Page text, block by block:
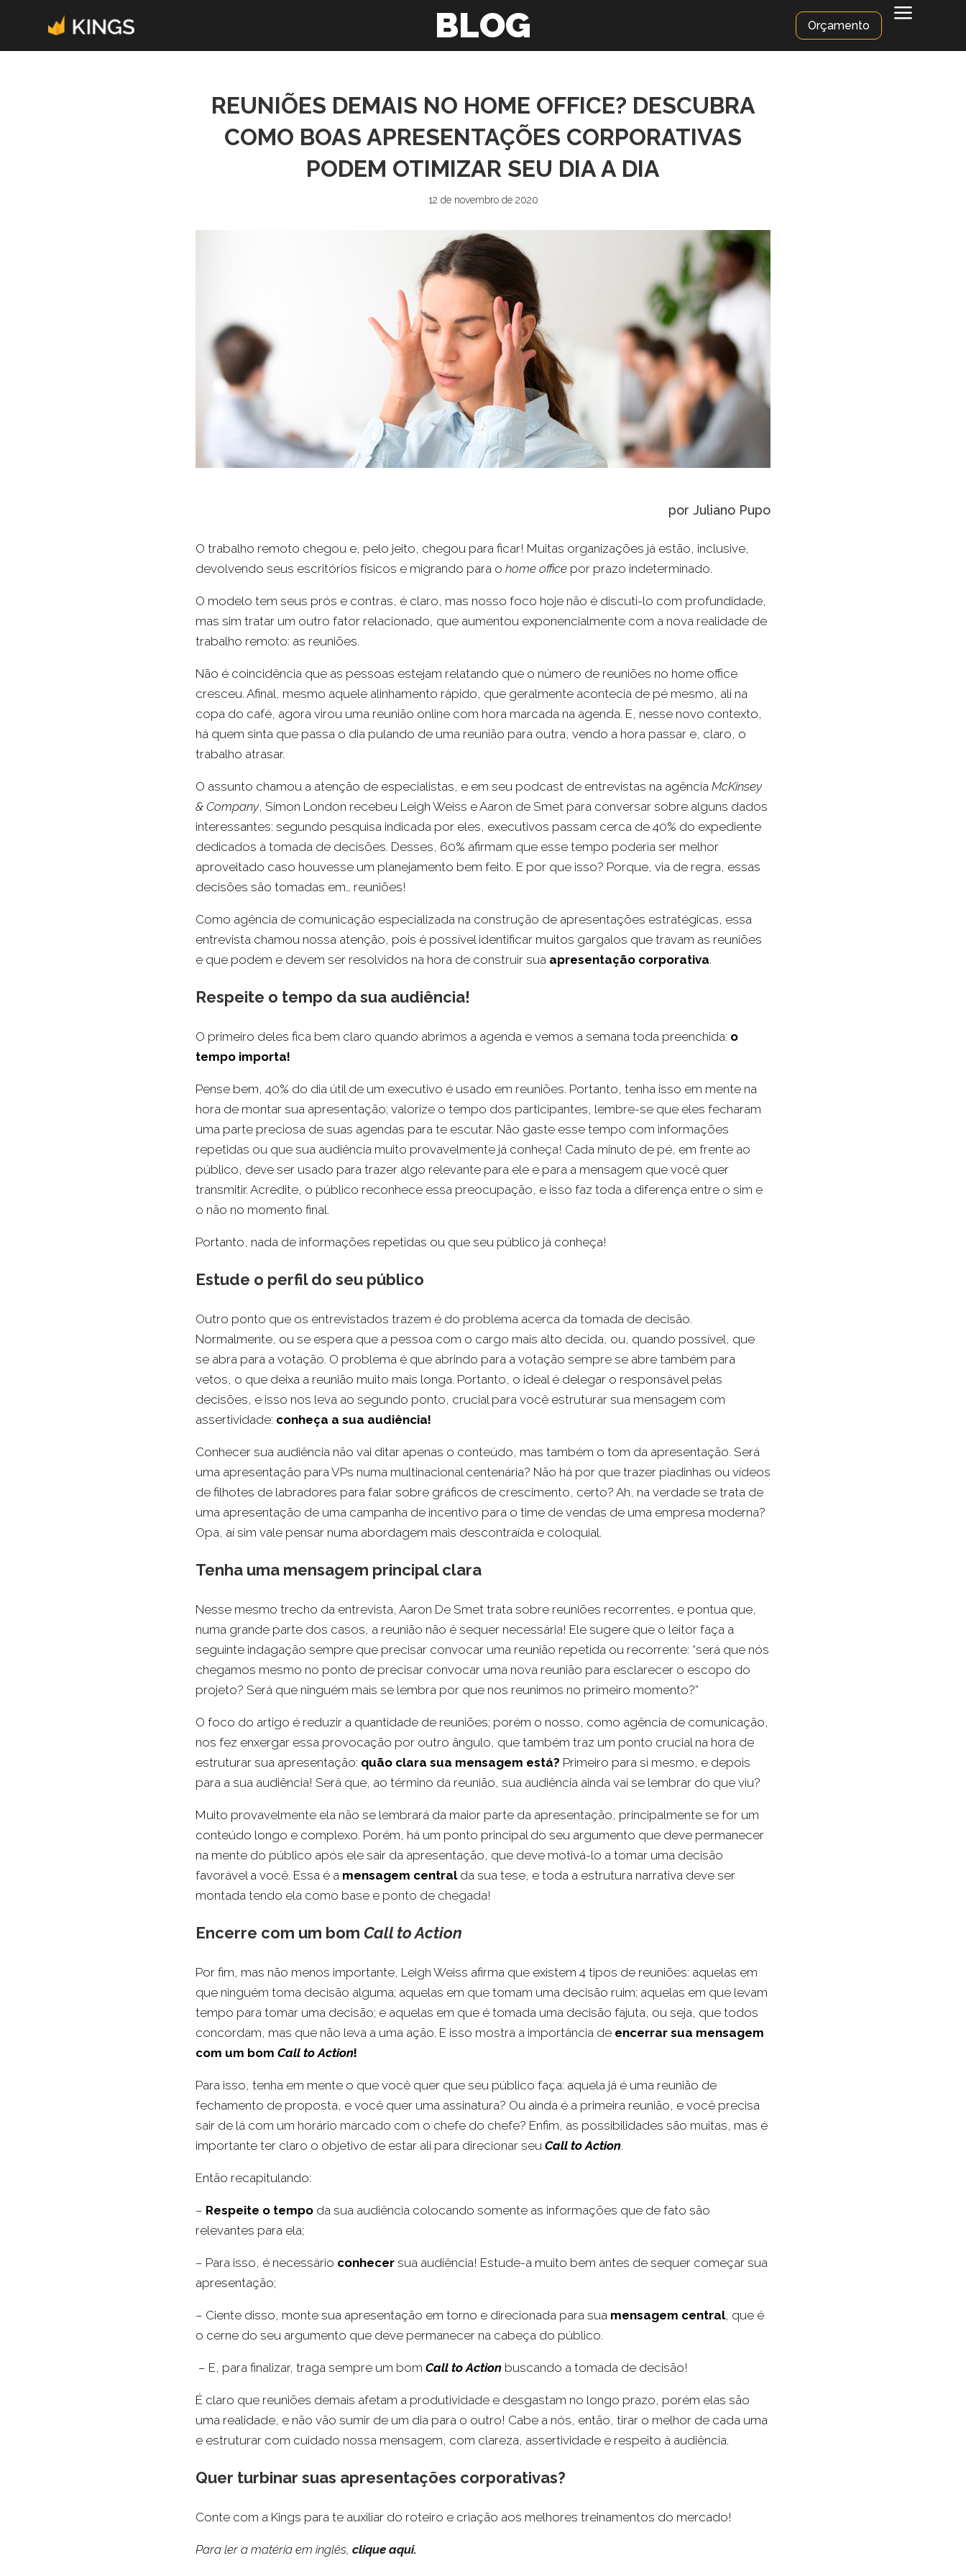
Orçamento a
BLOG
REUNIÕES DEMAIS NO HOME OFFICE? DESCUBRA
COMO BOAS APRESENTAÇÕES CORPORATIVAS
PODEM OTIMIZAR SEU DIA A DIA
12 de novembro de 2020
por Juliano Pupo
O trabalho remoto chegou e, pelo jeito, chegou para ficar! Muitas organizações já estão, inclusive,
devolvendo seus escritórios físicos e migrando para o home office por prazo indeterminado.
O modelo tem seus prós e contras, é claro, mas nosso foco hoje não é discuti-lo com profundidade,
mas sim tratar um outro fator relacionado, que aumentou exponencialmente com a nova realidade de
trabalho remoto: as reuniões.
Não é coincidência que as pessoas estejam relatando que o número de reuniões no home office
cresceu. Afinal, mesmo aquele alinhamento rápido, que geralmente acontecia de pé mesmo, ali na
copa do café, agora virou uma reunião online com hora marcada na agenda. E, nesse novo contexto,
há quem sinta que passa o dia pulando de uma reunião para outra, vendo a hora passar e, claro, o
trabalho atrasar.
O assunto chamou a atenção de especialistas, e em seu podcast de entrevistas na agência McKinsey
& Company, Simon London recebeu Leigh Weiss e Aaron de Smet para conversar sobre alguns dados
interessantes: segundo pesquisa indicada por eles, executivos passam cerca de 40% do expediente
dedicados à tomada de decisões. Desses, 60% afirmam que esse tempo poderia ser melhor
aproveitado caso houvesse um planejamento bem feito. E por que isso? Porque, via de regra, essas
decisões são tomadas em… reuniões!
Como agência de comunicação especializada na construção de apresentações estratégicas, essa
entrevista chamou nossa atenção, pois é possível identificar muitos gargalos que travam as reuniões
e que podem e devem ser resolvidos na hora de construir sua apresentação corporativa.
Respeite o tempo da sua audiência!
O primeiro deles fica bem claro quando abrimos a agenda e vemos a semana toda preenchida: o
tempo importa!
Pense bem, 40% do dia útil de um executivo é usado em reuniões. Portanto, tenha isso em mente na
hora de montar sua apresentação; valorize o tempo dos participantes, lembre-se que eles fecharam
uma parte preciosa de suas agendas para te escutar. Não gaste esse tempo com informações
repetidas ou que sua audiência muito provavelmente já conheça! Cada minuto de pé, em frente ao
público, deve ser usado para trazer algo relevante para ele e para a mensagem que você quer
transmitir. Acredite, o público reconhece essa preocupação, e isso faz toda a diferença entre o sim e
o não no momento final.
Portanto, nada de informações repetidas ou que seu público já conheça!
Estude o perfil do seu público
Outro ponto que os entrevistados trazem é do problema acerca da tomada de decisão.
Normalmente, ou se espera que a pessoa com o cargo mais alto decida, ou, quando possível, que
se abra para a votação. O problema é que abrindo para a votação sempre se abre também para
vetos, o que deixa a reunião muito mais longa. Portanto, o ideal é delegar o responsável pelas
decisões, e isso nos leva ao segundo ponto, crucial para você estruturar sua mensagem com
assertividade: conheça a sua audiência!
Conhecer sua audiência não vai ditar apenas o conteúdo, mas também o tom da apresentação. Será
uma apresentação para VPs numa multinacional centenária? Não há por que trazer piadinhas ou vídeos
de filhotes de labradores para falar sobre gráficos de crescimento, certo? Ah, na verdade se trata de
uma apresentação de uma campanha de incentivo para o time de vendas de uma empresa moderna?
Opa, aí sim vale pensar numa abordagem mais descontraída e coloquial.
Tenha uma mensagem principal clara
Nesse mesmo trecho da entrevista, Aaron De Smet trata sobre reuniões recorrentes, e pontua que,
numa grande parte dos casos, a reunião não é sequer necessária! Ele sugere que o leitor faça a
seguinte indagação sempre que precisar convocar uma reunião repetida ou recorrente: “será que nós
chegamos mesmo no ponto de precisar convocar uma nova reunião para esclarecer o escopo do
projeto? Será que ninguém mais se lembra por que nos reunimos no primeiro momento?”
O foco do artigo é reduzir a quantidade de reuniões; porém o nosso, como agência de comunicação,
nos fez enxergar essa provocação por outro ângulo, que também traz um ponto crucial na hora de
estruturar sua apresentação: quão clara sua mensagem está? Primeiro para si mesmo, e depois
para a sua audiência! Será que, ao término da reunião, sua audiência ainda vai se lembrar do que viu?
Muito provavelmente ela não se lembrará da maior parte da apresentação, principalmente se for um
conteúdo longo e complexo. Porém, há um ponto principal do seu argumento que deve permanecer
na mente do público após ele sair da apresentação, que deve motivá-lo a tomar uma decisão
favorável a você. Essa é a mensagem centralda sua tese, e toda a estrutura narrativa deve ser
montada tendo ela como base e ponto de chegada!
Encerre com um bom Call to Action
Por fim, mas não menos importante, Leigh Weiss afirma que existem 4 tipos de reuniões: aquelas em
que ninguém toma decisão alguma; aquelas em que tomam uma decisão ruim; aquelas em que levam
tempo para tomar uma decisão; e aquelas em que é tomada uma decisão fajuta, ou seja, que todos
concordam, mas que não leva a uma ação. E isso mostra a importância de encerrar sua mensagem
com um bom Call to Action!
Para isso, tenha em mente o que você quer que seu público faça: aquela já é uma reunião de
fechamento de proposta, e você quer uma assinatura? Ou ainda é a primeira reunião, e você precisa
sair de lá com um horário marcado com o chefe do chefe? Enfim, as possibilidades são muitas, mas é
importante ter claro o objetivo de estar ali para direcionar seu Call to Action.
Então recapitulando:
– Respeite o tempo da sua audiência colocando somente as informações que de fato são
relevantes para ela;
– Para isso, é necessário conhecer sua audiência! Estude-a muito bem antes de sequer começar sua
apresentação;
– Ciente disso, monte sua apresentação em torno e direcionada para sua mensagem central, que é
o cerne do seu argumento que deve permanecer na cabeça do público.
– E, para finalizar, traga sempre um bom Call to Action buscando a tomada de decisão!
É claro que reuniões demais afetam a produtividade e desgastam no longo prazo, porém elas são
uma realidade, e não vão sumir de um dia para o outro! Cabe a nós, então, tirar o melhor de cada uma
e estruturar com cuidado nossa mensagem, com clareza, assertividade e respeito à audiência.
Quer turbinar suas apresentações corporativas?
Conte com a Kings para te auxiliar do roteiro e criação aos melhores treinamentos do mercado!
Para ler a matéria em inglês, clique aqui.